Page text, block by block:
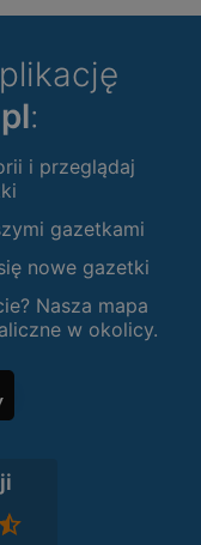
:
i przeglądaj
gazetkami
nowe gazetki
Nasza mapa
w okolicy.